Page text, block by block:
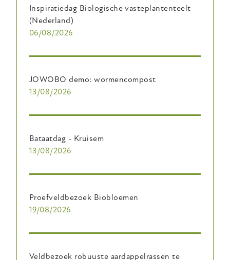
Inspiratiedag Biologische vasteplantenteelt
(Nederland)
06/08/2026
JOWOBO demo: wormencompost
13/08/2026
Bataatdag - Kruisem
13/08/2026
Proefveldbezoek Biobloemen
19/08/2026
Veldbezoek robuuste aardappelrassen te